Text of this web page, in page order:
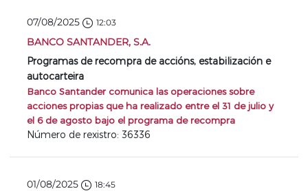
07/08/2025 12:03
BANCO SANTANDER, S.A.
Programas de recompra de accións, estabilización e
autocarteira
Banco Santander comunica las operaciones sobre
acciones propias que ha realizado entre el 31 de julio y
el 6 de agosto bajo el programa de recompra
Número de rexistro: 36336
01/08/2025 18:45